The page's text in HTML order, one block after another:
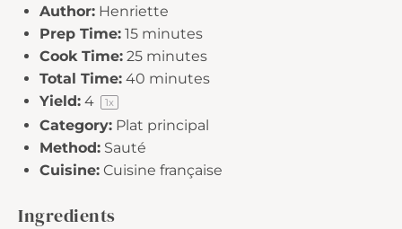
Author: Henriette
Prep Time: 15 minutes
Cook Time: 25 minutes
Total Time: 40 minutes
Yield: 4 1x
Category: Plat principal
Method: Sauté
Cuisine: Cuisine française
Ingredients